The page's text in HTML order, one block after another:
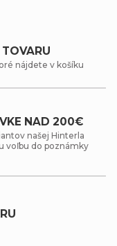
nájdete v košíku
NAD 200€
našej Hinterla
voľbu do poznámky